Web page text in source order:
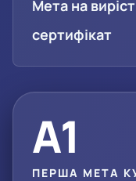
Мета на
сертифікат
A1
ПЕРША МЕТА